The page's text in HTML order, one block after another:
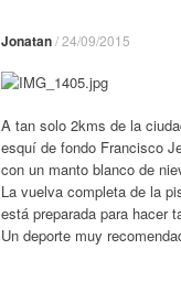
Jonatan/24/09/2015
A tan solo 2kms de la
esquí de fondo Francisco
con un manto blanco de
La vuelva completa de la
está preparada para hacer
Un deporte muy